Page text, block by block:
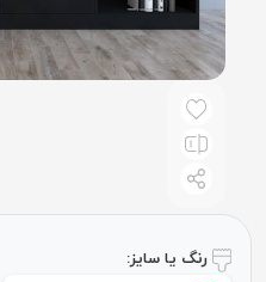
رنگ یا سایز: